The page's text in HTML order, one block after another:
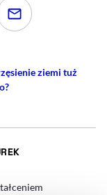
Twitterze
na
Udostępnij
ziemi tuż
- AUTOR